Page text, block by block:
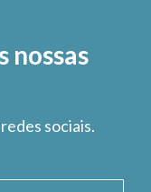
nossas
sociais.